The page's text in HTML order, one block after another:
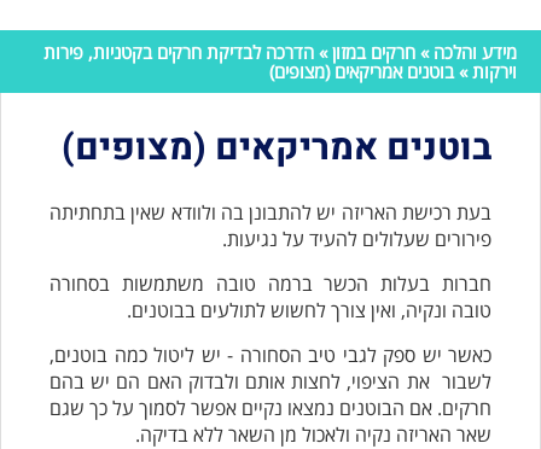
מידע והלכה » חרקים במזון» הדרכה לבדיקת חרקים בקטניות, פירות
וירקות» בוטנים אמריקאים (מצופים)
בוטנים אמריקאים (מצופים)
בעת רכישת האריזה יש להתבונן בה ולוודא שאין בתחתיתה
פירורים שעלולים להעיד על נגיעות.
חברות בעלות הכשר ברמה טובה משתמשות בסחורה
טובה ונקיה, ואין צורך לחשוש לתולעים בבוטנים.
כאשר יש ספק לגבי טיב הסחורה - יש ליטול כמה בוטנים,
לשבור את הציפוי, לחצות אותם ולבדוק האם הם יש בהם
חרקים. אם הבוטנים נמצאו נקיים אפשר לסמוך על כך שגם
שאר האריזה נקיה ולאכול מן השאר ללא בדיקה.